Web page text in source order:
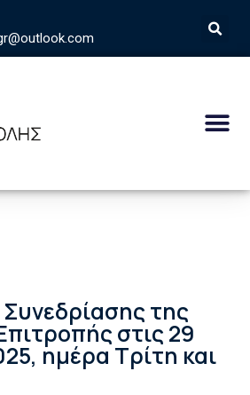
της
στις 29
ημέρα Τρίτη και